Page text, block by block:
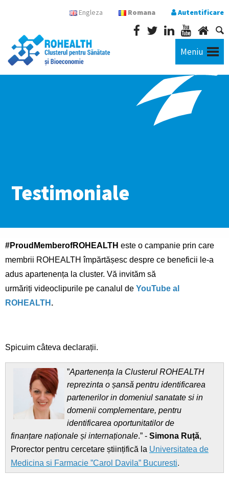
Engleza Romana Autentificare
Meniu
Testimoniale
#ProudMemberofROHEALTH este o campanie prin care
membrii ROHEALTH împărtășesc despre ce beneficii le-a
adus apartenența la cluster. Vă invităm să
urmăriți videoclipurile pe canalul de YouTube al
ROHEALTH .
Spicuim câteva declarații.
”Apartenența la Clusterul ROHEALTH
reprezinta o șansă pentru identificarea
partenerilor in domeniul sanatate si in
domenii complementare, pentru
identificarea oportunitatilor de
finanțare naționale și internaționale.” - Simona Ruță,
Prorector pentru cercetare științifică la Universitatea de
Medicina si Farmacie ”Carol Davila” Bucuresti.